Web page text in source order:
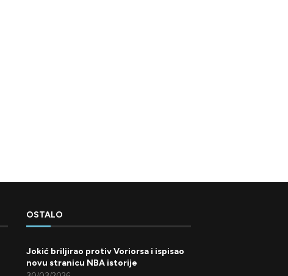
OSTALO
Jokić briljirao protiv Voriorsa i ispisao
novu stranicu NBA istorije